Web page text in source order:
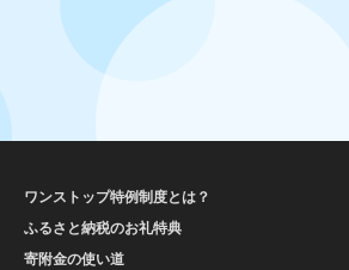
ワンストップ特例制度とは？
ふるさと納税のお礼特典
寄附金の使い道